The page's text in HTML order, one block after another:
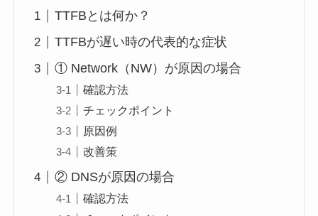
TTFBとは何か？
TTFBが遅い時の代表的な症状
① Network（NW）が原因の場合
確認方法
チェックポイント
原因例
改善策
② DNSが原因の場合
確認方法